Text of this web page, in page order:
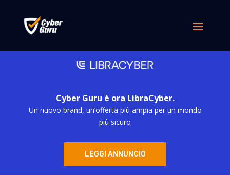
Cyber Guru è ora LibraCyber.
Un nuovo brand, un’offerta più ampia per un mondo
più sicuro
LEGGI ANNUNCIO